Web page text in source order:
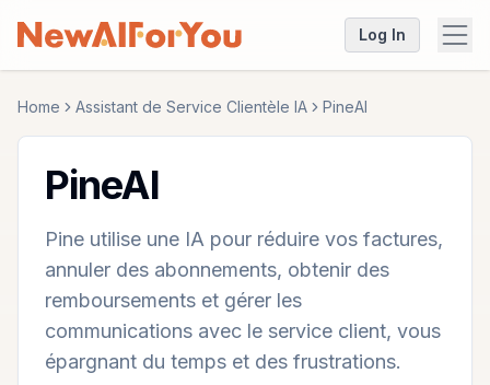
Log In
Home Assistant de Service Clientèle IA PineAI
PineAI
Pine utilise une IA pour réduire vos factures,
annuler des abonnements, obtenir des
remboursements et gérer les
communications avec le service client, vous
épargnant du temps et des frustrations.